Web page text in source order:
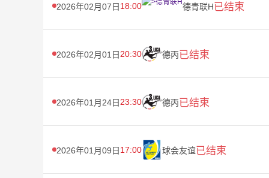
2026年02月07日18:00 德青联H已结束
2026年02月01日20:30 德丙已结束
2026年01月24日23:30 德丙已结束
2026年01月09日17:00 球会友谊已结束